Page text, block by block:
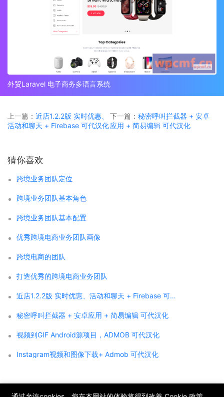
外贸Laravel 电子商务多语言系统
上一篇： 近店1.2.2版 实时优惠、
活动和聊天 + Firebase 可代汉化
下一篇： 秘密呼叫拦截器 + 安卓
应用 + 简易编辑 可代汉化
猜你喜欢
跨境业务团队定位
跨境业务团队基本角色
跨境业务团队基本配置
优秀跨境电商业务团队画像
跨境电商的团队
打造优秀的跨境电商业务团队
近店1.2.2版 实时优惠、活动和聊天 + Firebase 可代汉化
秘密呼叫拦截器 + 安卓应用 + 简易编辑 可代汉化
视频到GIF Android源项目，ADMOB 可代汉化
Instagram视频和图像下载+ Admob 可代汉化